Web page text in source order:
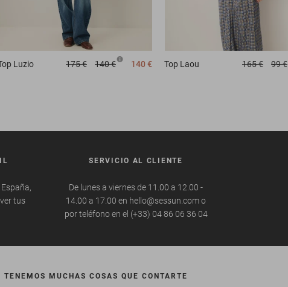
Luzio 175 € 140 € 140 € Top Laou 165 € 99 €
tus
SERVICIO AL CLIENTE
De lunes a viernes de 11.00 a 12.00 -
14.00 a 17.00 en hello@sessun.com o
por teléfono en el (+33) 04 86 06 36 04
TENEMOS MUCHAS COSAS QUE CONTARTE